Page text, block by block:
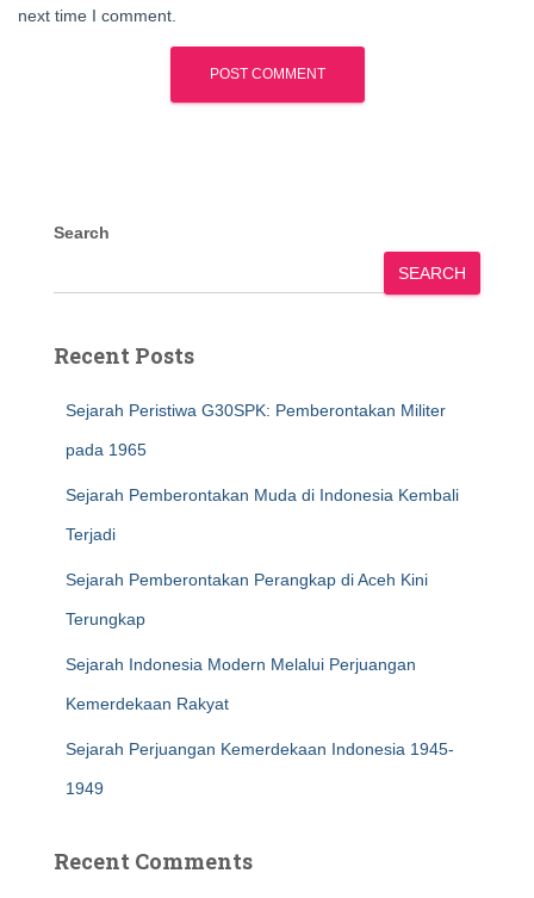
next time I comment.
Search
SEARCH
Recent Posts
Sejarah Peristiwa G30SPK: Pemberontakan Militer
pada 1965
Sejarah Pemberontakan Muda di Indonesia Kembali
Terjadi
Sejarah Pemberontakan Perangkap di Aceh Kini
Terungkap
Sejarah Indonesia Modern Melalui Perjuangan
Kemerdekaan Rakyat
Sejarah Perjuangan Kemerdekaan Indonesia 1945-
1949
Recent Comments